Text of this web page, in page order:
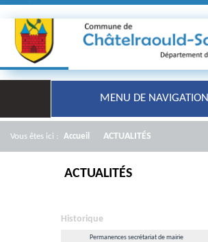
MENU DE NAVIGATION
Vous êtes ici : Accueil ACTUALITÉS
ACTUALITÉS
Historique
Permanences secrétariat de mairie